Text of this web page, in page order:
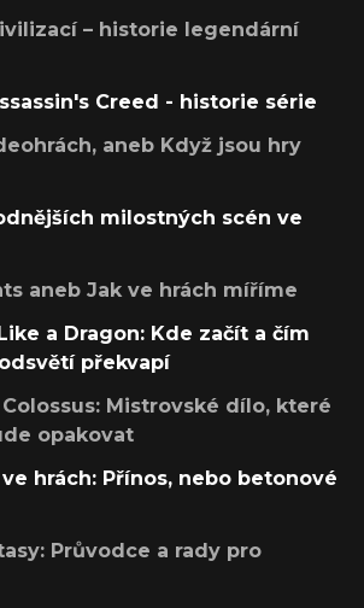
– historie legendární
Creed - historie série
aneb Když jsou hry
milostných scén ve
aneb Jak ve hrách míříme
a Dragon: Kde začít a čím
překvapí
Mistrovské dílo, které
opakovat
hrách: Přínos, nebo betonové
Průvodce a rady pro